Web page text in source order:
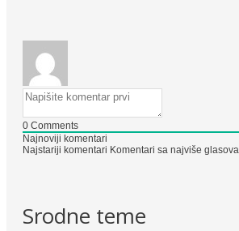
0 Comments
Najnoviji komentari
Najstariji komentari Komentari sa najviše glasova
Srodne teme